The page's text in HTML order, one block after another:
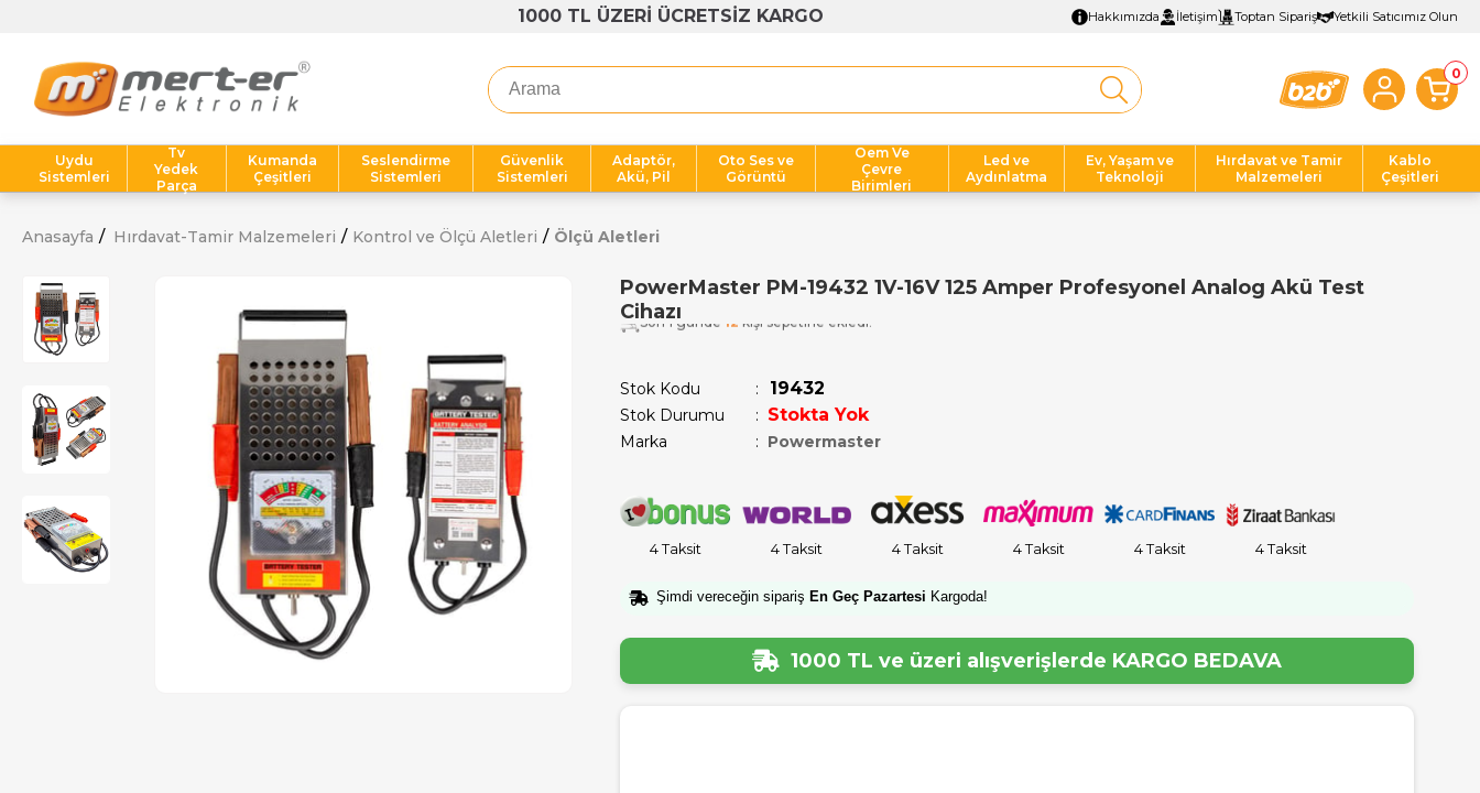
1000 TL ÜZERİ ÜCRETSİZ KARGO Hakkımızda İletişim Toptan Sipariş Yetkili Satıcımız Olun
0
Uydu
Sistemleri
Tv
Yedek
Parça
Kumanda
Çeşitleri
Seslendirme
Sistemleri
Güvenlik
Sistemleri
Adaptör,
Akü, Pil
Oto Ses ve
Görüntü
Oem Ve
Çevre
Birimleri
Led ve
Aydınlatma
Ev, Yaşam ve
Teknoloji
Hırdavat ve Tamir
Malzemeleri
Kablo
Çeşitleri
Anasayfa Hırdavat-Tamir Malzemeleri Kontrol ve Ölçü Aletleri Ölçü Aletleri
PowerMaster PM-19432 1V-16V 125 Amper Profesyonel Analog Akü Test
Cihazı
Son 1 günde kişi sepetine ekledi!
Stok Kodu 19432
Stok Durumu : Stokta Yok
Marka : Powermaster
4 Taksit 4 Taksit 4 Taksit 4 Taksit 4 Taksit 4 Taksit
Şimdi vereceğin sipariş En Geç Pazartesi Kargoda!
1000 TL ve üzeri alışverişlerde KARGO BEDAVA